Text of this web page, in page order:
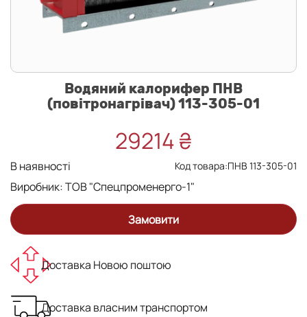
Водяний калорифер ПНВ
(повітронагрівач) 113-305-01
29214 ₴
В наявності Код товара:ПНВ 113-305-01
Виробник:ТОВ "Спецпроменерго-1"
Замовити
Доставка Новою поштою
Доставка власним транспортом